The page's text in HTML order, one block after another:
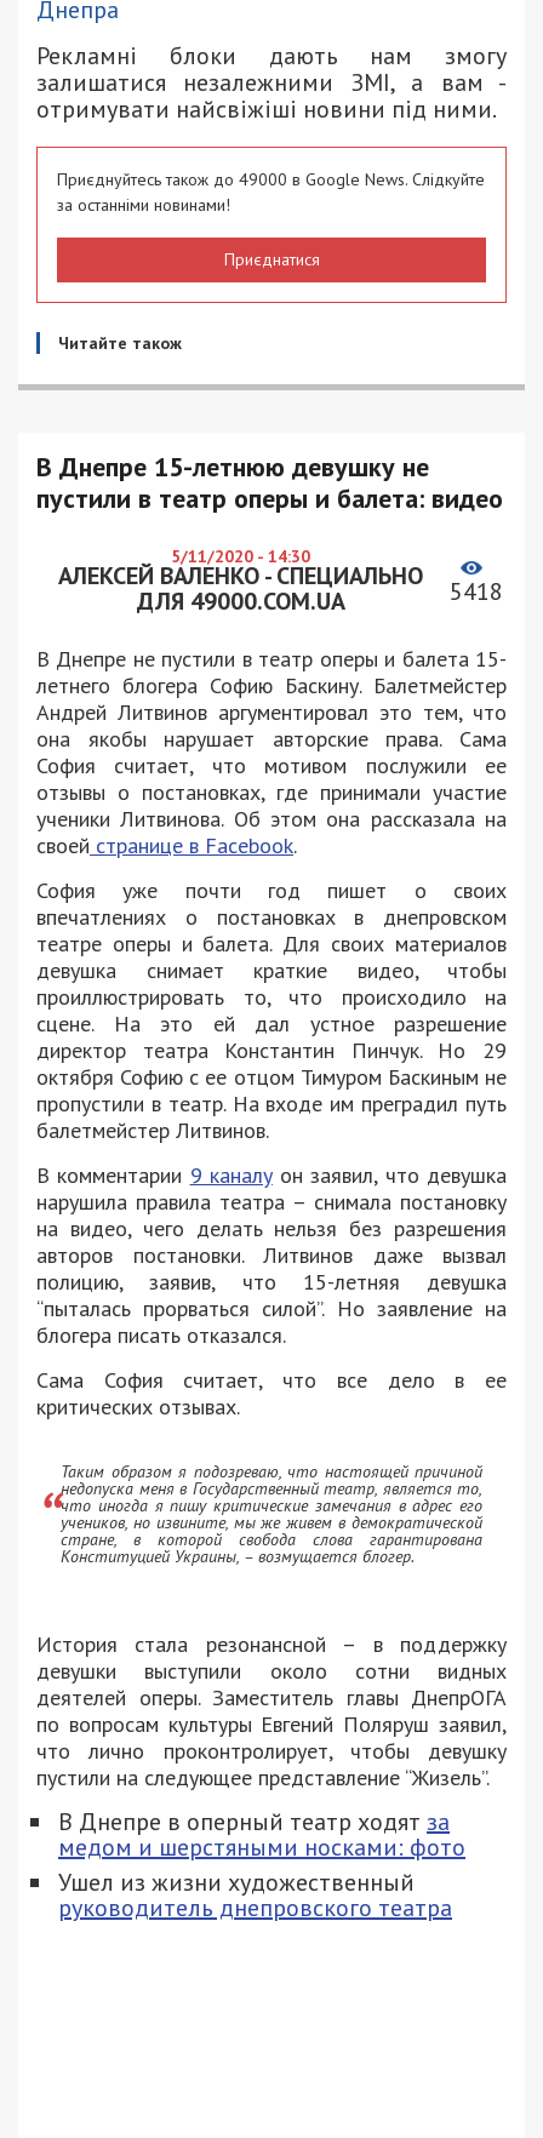
Днепра
Рекламні блоки дають нам змогу
залишатися незалежними ЗМІ, а вам -
отримувати найсвіжіші новини під ними.
Приєднуйтесь також до 49000 в Google News. Слідкуйте
за останніми новинами!
Приєднатися
Читайте також
В Днепре 15-летнюю девушку не
пустили в театр оперы и балета: видео
5/11/2020 - 14:30
АЛЕКСЕЙ ВАЛЕНКО - СПЕЦИАЛЬНО
ДЛЯ 49000.COM.UA
5418
В Днепре не пустили в театр оперы и балета 15-
летнего блогера Софию Баскину. Балетмейстер
Андрей Литвинов аргументировал это тем, что
она якобы нарушает авторские права. Сама
София считает, что мотивом послужили ее
отзывы о постановках, где принимали участие
ученики Литвинова. Об этом она рассказала на
своей странице в Facebook.
София уже почти год пишет о своих
впечатлениях о постановках в днепровском
театре оперы и балета. Для своих материалов
девушка снимает краткие видео, чтобы
проиллюстрировать то, что происходило на
сцене. На это ей дал устное разрешение
директор театра Константин Пинчук. Но 29
октября Софию с ее отцом Тимуром Баскиным не
пропустили в театр. На входе им преградил путь
балетмейстер Литвинов.
В комментарии 9 каналуон заявил, что девушка
нарушила правила театра – снимала постановку
на видео, чего делать нельзя без разрешения
авторов постановки. Литвинов даже вызвал
полицию, заявив, что 15-летняя девушка
“пыталась прорваться силой”. Но заявление на
блогера писать отказался.
Сама София считает, что все дело в ее
критических отзывах.
Таким образом я подозреваю, что настоящей причиной
недопуска меня в Государственный театр, является то,
что иногда я пишу критические замечания в адрес его
учеников, но извините, мы же живем в демократической
стране, в которой свобода слова гарантирована
Конституцией Украины, – возмущается блогер.
История стала резонансной – в поддержку
девушки выступили около сотни видных
деятелей оперы. Заместитель главы ДнепрОГА
по вопросам культуры Евгений Поляруш заявил,
что лично проконтролирует, чтобы девушку
пустили на следующее представление “Жизель”.
В Днепре в оперный театр ходят за
медом и шерстяными носками: фото
Ушел из жизни художественный
руководитель днепровского театра